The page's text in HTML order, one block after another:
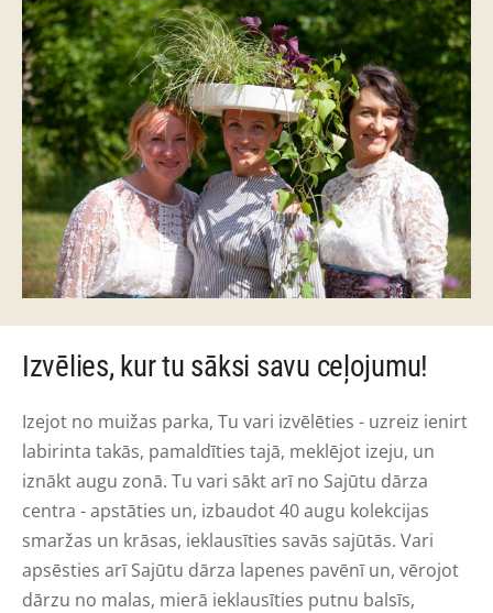
Izvēlies, kur tu sāksi savu ceļojumu!
Izejot no muižas parka, Tu vari izvēlēties - uzreiz ienirt
labirinta takās, pamaldīties tajā, meklējot izeju, un
iznākt augu zonā. Tu vari sākt arī no Sajūtu dārza
centra - apstāties un, izbaudot 40 augu kolekcijas
smaržas un krāsas, ieklausīties savās sajūtās. Vari
apsēsties arī Sajūtu dārza lapenes pavēnī un, vērojot
dārzu no malas, mierā ieklausīties putnu balsīs,